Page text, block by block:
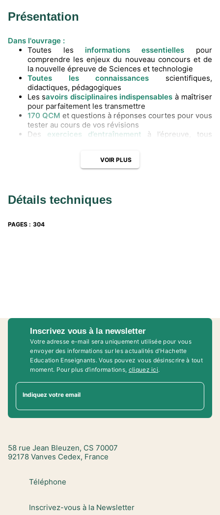
Présentation
Dans l'ouvrage :
Toutes les informations essentielles pour
comprendre les enjeux du nouveau concours et de
la nouvelle épreuve de Sciences et technologie
Toutes les connaissances scientifiques,
didactiques, pédagogiques
Les savoirs disciplinaires indispensables à maîtriser
pour parfaitement les transmettre
170 QCM et questions à réponses courtes pour vous
tester au cours de vos révisions
Des exercices d’entraînement à l’épreuve, tous
VOIR PLUS
Détails techniques
PAGES : 304
Inscrivez vous à la newsletter
Votre adresse e-mail sera uniquement utilisée pour vous
envoyer des informations sur les actualités d'Hachette
Education Enseignants. Vous pouvez vous désinscrire à tout
moment. Pour plus d’informations, cliquez ici.
Indiquez votre email
58 rue Jean Bleuzen, CS 70007
92178 Vanves Cedex, France
Téléphone
Inscrivez-vous à la Newsletter